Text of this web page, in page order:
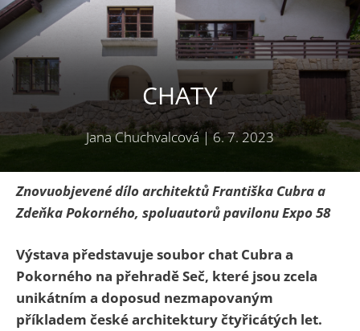
CHATY
Jana Chuchvalcová|6. 7. 2023
Znovuobjevené dílo architektů Františka Cubra a
Zdeňka Pokorného, spoluautorů pavilonu Expo 58
Výstava představuje soubor chat Cubra a
Pokorného na přehradě Seč, které jsou zcela
unikátním a doposud nezmapovaným
příkladem české architektury čtyřicátých let.